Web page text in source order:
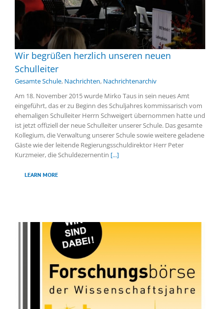
Wir begrüßen herzlich unseren neuen
Schulleiter
Gesamte Schule, Nachrichten, Nachrichtenarchiv
Am 18. November 2015 wurde Mirko Taus in sein neues Amt
eingeführt, das er zu Beginn des Schuljahres kommissarisch vom
ehemaligen Schulleiter Herrn Schweigert übernommen hatte und
ist jetzt offiziell der neue Schulleiter unserer Schule. Das gesamte
Kollegium, die Verwaltung unserer Schule sowie weitere geladene
Gäste wie der leitende Regierungsschuldirektor Herr Peter
Kurzmeier, die Schuldezernentin [...]
LEARN MORE